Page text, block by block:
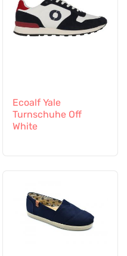
Ecoalf Yale
Turnschuhe Off
White